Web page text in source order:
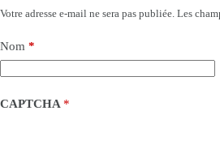
Votre adresse e-mail ne sera pas publiée. Les
Nom *
CAPTCHA *